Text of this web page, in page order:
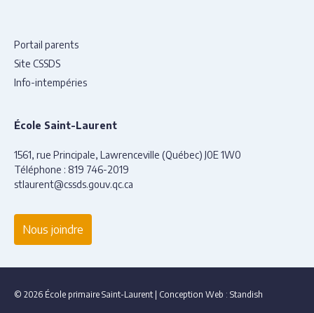
Portail parents
Site CSSDS
Info-intempéries
École Saint-Laurent
1561, rue Principale, Lawrenceville (Québec) J0E 1W0
Téléphone : 819 746-2019
stlaurent@cssds.gouv.qc.ca
Nous joindre
© 2026 École primaire Saint-Laurent Conception Web : Standish